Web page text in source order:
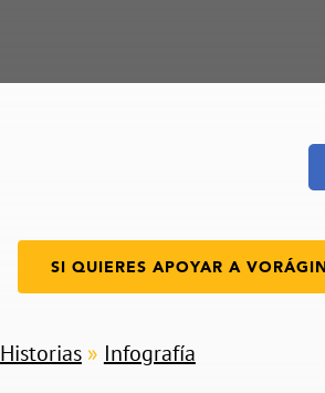
SI QUIERES APOYAR A
Historias» Infografía